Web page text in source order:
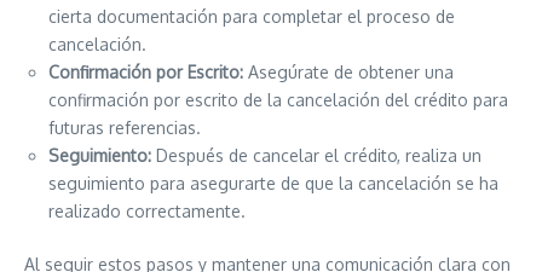
cierta documentación para completar el proceso de
cancelación.
Confirmación por Escrito: Asegúrate de obtener una
confirmación por escrito de la cancelación del crédito para
futuras referencias.
Seguimiento: Después de cancelar el crédito, realiza un
seguimiento para asegurarte de que la cancelación se ha
realizado correctamente.
Al seguir estos pasos y mantener una comunicación clara con